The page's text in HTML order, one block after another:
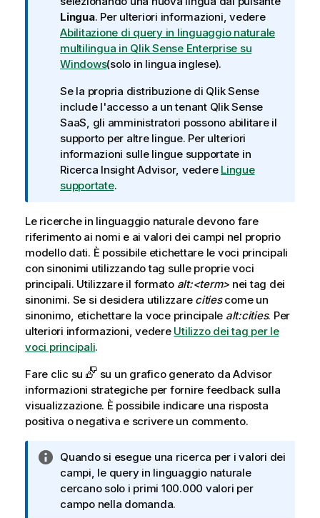
o
r
m
a
t
i
c
a
Lingua. Per ulteriori informazioni, vedere
Abilitazione di query in linguaggio naturale
multilingua in Qlik Sense Enterprise su
Windows(solo in lingua inglese).
Se la propria distribuzione di Qlik Sense
include l'accesso a un tenant Qlik Sense
SaaS, gli amministratori possono abilitare il
supporto per altre lingue. Per ulteriori
informazioni sulle lingue supportate in
Ricerca Insight Advisor, vedere Lingue
supportate.
Le ricerche in linguaggio naturale devono fare
riferimento ai nomi e ai valori dei campi nel proprio
modello dati. È possibile etichettare le voci principali
con sinonimi utilizzando tag sulle proprie voci
principali. Utilizzare il formato alt:<term> nei tag dei
sinonimi. Se si desidera utilizzare citiescome un
sinonimo, etichettare la voce principale alt:cities. Per
ulteriori informazioni, vedere Utilizzo dei tag per le
voci principali.
Fare clic su
su un grafico generato da Advisor
informazioni strategiche per fornire feedback sulla
visualizzazione. È possibile indicare una risposta
positiva o negativa e scrivere un commento.
N
o
t
a
Quando si esegue una ricerca per i valori dei
campi, le query in linguaggio naturale
cercano solo i primi 100.000 valori per
campo nella domanda.